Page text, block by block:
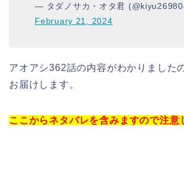
— タダノサカ・オタ君
February 21, 2024
アオアシ362話の内容がわかりました
お届けします。
ここからネタバレを含みますので注意